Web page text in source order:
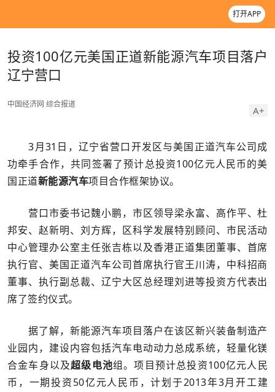
打开APP
投资100亿元美国正道新能源汽车项目落户
辽宁营口
中国经济网 综合报道
A+
3月31日，辽宁省营口开发区与美国正道汽车公司成
功牵手合作，共同签署了预计总投资100亿元人民币的美
国正道新能源汽车项目合作框架协议。
营口市委书记魏小鹏，市区领导梁永富、高作平、杜
邦安、赵新明、刘方辉，区科学发展特别顾问、市民活动
中心管理办公室主任张吉栋以及香港正道集团董事、首席
执行官、美国正道汽车公司首席执行官王川涛，中科招商
董事、执行副总裁、辽宁大区总经理刘进等投资方代表出
席了签约仪式。
据了解，新能源汽车项目落户在该区新兴装备制造产
业园内，建设内容包括汽车电动动力总成系统，轻量化镁
合金车身以及超级电池组。项目预计总投资100亿元人民
币，一期投资50亿元人民币，计划于2013年3月开工建